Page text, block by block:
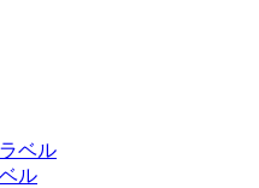
ベル
ル